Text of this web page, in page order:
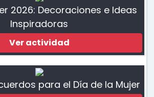
2026: Decoraciones e Ideas
Inspiradoras
Ver actividad
para el Día de la Mujer